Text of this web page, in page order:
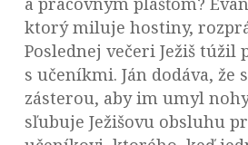
ktorý miluje hostiny,
Poslednej večeri Ježiš túžil
s učeníkmi. Ján dodáva, že
zásterou, aby im umyl
sľubuje Ježišovu obsluhu